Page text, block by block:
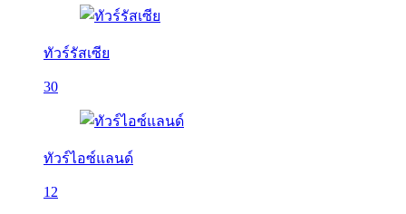
ทัวร์รัสเซีย
30
ทัวร์ไอซ์แลนด์
12